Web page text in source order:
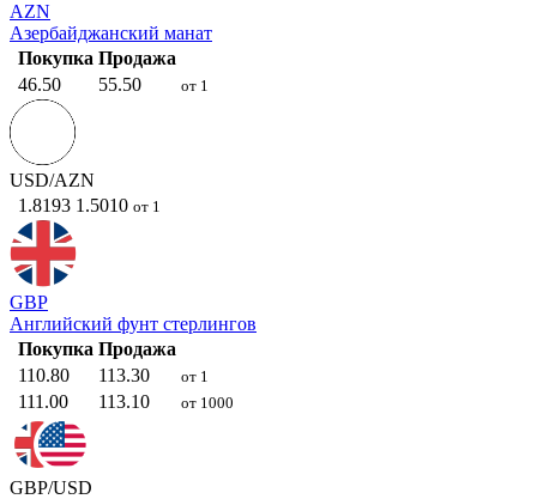
AZN
Азербайджанский манат
Покупка Продажа
46.50
55.50 от 1
USD/AZN
1.8193 1.5010 от 1
GBP
Английский фунт стерлингов
Покупка Продажа
110.80
113.30 от 1
111.00 113.10 от 1000
GBP/USD